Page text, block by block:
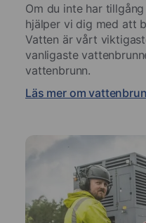
Om du inte har
hjälper vi dig med att
Vatten är vårt
vanligaste
vattenbrunn.
Läs mer om